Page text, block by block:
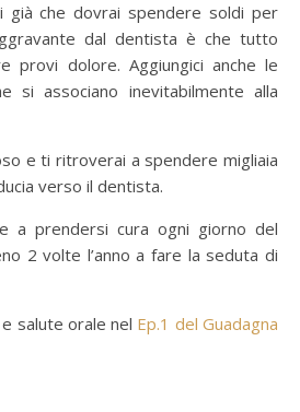
che dovrai spendere soldi per
dal dentista è che tutto
provi dolore. Aggiungici anche le
si associano inevitabilmente alla
e ti ritroverai a spendere migliaia
verso il dentista.
a prendersi cura ogni giorno del
2 volte l’anno a fare la seduta di
salute orale nel Ep.1 del Guadagna